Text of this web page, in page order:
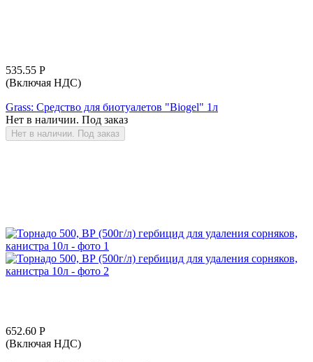
535.55 Р
(Включая НДС)
Grass: Средство для биотуалетов "Biogel" 1л
Нет в наличии. Под заказ
Нет в наличии. Под заказ
652.60 Р
(Включая НДС)